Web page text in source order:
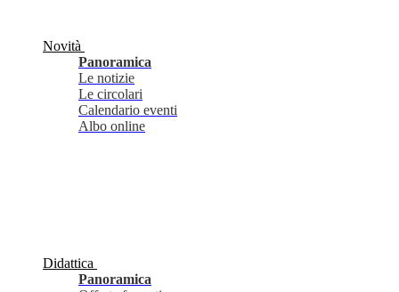
Novità
Panoramica
Le notizie
Le circolari
Calendario eventi
Albo online
Didattica
Panoramica